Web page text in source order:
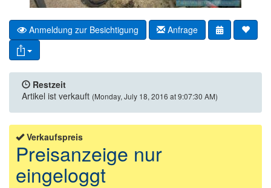
Anmeldung zur Besichtigung Anfrage
Restzeit
Artikel ist verkauft (Monday, July 18, 2016 at 9:07:30 AM)
Verkaufspreis
Preisanzeige nur
eingeloggt